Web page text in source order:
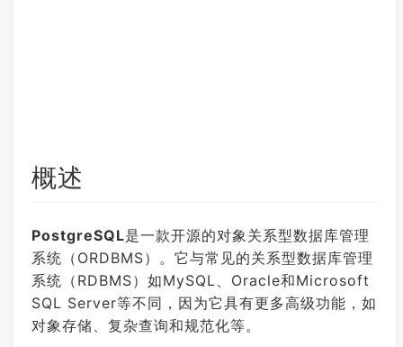
概述
PostgreSQL是一款开源的对象关系型数据库管理
系统（ORDBMS）。它与常见的关系型数据库管理
系统（RDBMS）如MySQL、Oracle和Microsoft
SQL Server等不同，因为它具有更多高级功能，如
对象存储、复杂查询和规范化等。